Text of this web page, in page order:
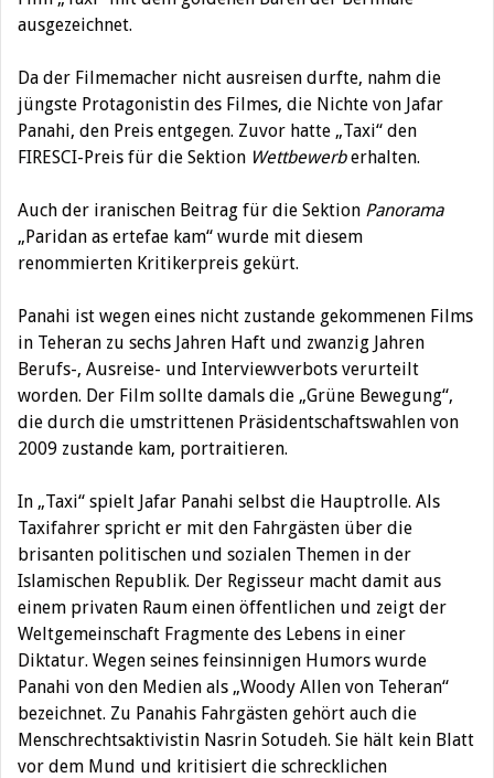
ausgezeichnet.
Da der Filmemacher nicht ausreisen durfte, nahm die
jüngste Protagonistin des Filmes, die Nichte von Jafar
Panahi, den Preis entgegen. Zuvor hatte „Taxi“ den
FIRESCI-Preis für die Sektion Wettbewerberhalten.
Auch der iranischen Beitrag für die Sektion Panorama
„Paridan as ertefae kam“ wurde mit diesem
renommierten Kritikerpreis gekürt.
Panahi ist wegen eines nicht zustande gekommenen Films
in Teheran zu sechs Jahren Haft und zwanzig Jahren
Berufs-, Ausreise- und Interviewverbots verurteilt
worden. Der Film sollte damals die „Grüne Bewegung“,
die durch die umstrittenen Präsidentschaftswahlen von
2009 zustande kam, portraitieren.
In „Taxi“ spielt Jafar Panahi selbst die Hauptrolle. Als
Taxifahrer spricht er mit den Fahrgästen über die
brisanten politischen und sozialen Themen in der
Islamischen Republik. Der Regisseur macht damit aus
einem privaten Raum einen öffentlichen und zeigt der
Weltgemeinschaft Fragmente des Lebens in einer
Diktatur. Wegen seines feinsinnigen Humors wurde
Panahi von den Medien als „Woody Allen von Teheran“
bezeichnet. Zu Panahis Fahrgästen gehört auch die
Menschrechtsaktivistin Nasrin Sotudeh. Sie hält kein Blatt
vor dem Mund und kritisiert die schrecklichen